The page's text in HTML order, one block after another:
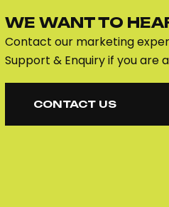
WE WANT TO
Contact our marketing
Support & Enquiry if you are
CONTACT US